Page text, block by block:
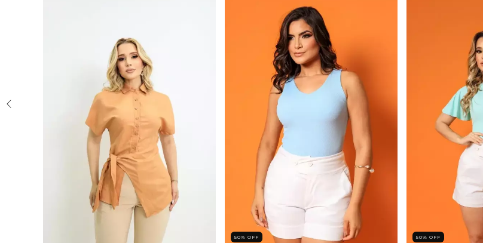
50% OFF 50% OFF